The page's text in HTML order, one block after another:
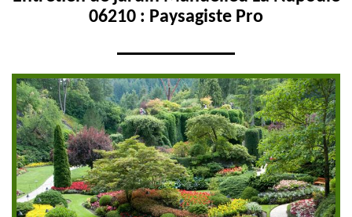
06210 : Paysagiste Pro